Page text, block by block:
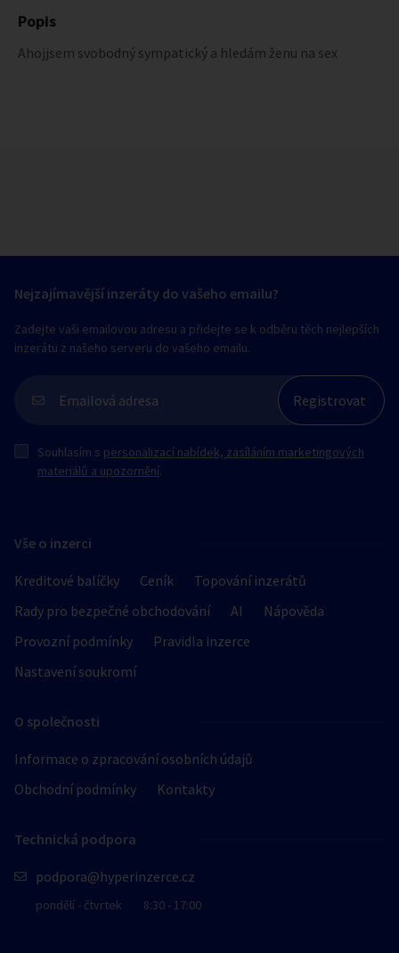
Popis
Ahojjsem svobodný sympatický a hledám ženu na sex
Vše o inzerci
Kreditové balíčky Ceník
Topování inzerátů
Rady pro bezpečné obchodování
AI
Nápověda
Provozní podmínky
Pravidla inzerce
Nastavení soukromí
O společnosti
Informace o zpracování osobních údajů
Obchodní podmínky
Kontakty
Technická podpora
podpora@hyperinzerce.cz
pondělí - čtvrtek 8:30 - 17:00
Nejzajímavější inzeráty do vašeho emailu?
Zadejte vaši emailovou adresu a přidejte se k odběru těch nejlepších
inzerátu z našeho serveru do vašeho emailu.
Souhlasím s personalizací nabídek, zasíláním marketingových
materiálů a upozornění.